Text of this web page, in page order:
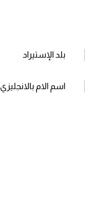
بلد الإستيراد
اسم الام بالانجليزي